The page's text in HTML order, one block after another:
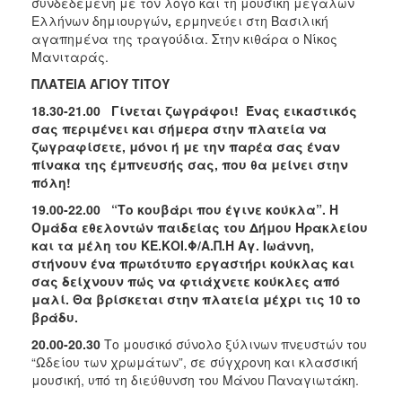
Ελλήνων δημιουργών, ερμηνεύει στη Βασιλική
αγαπημένα της τραγούδια. Στην κιθάρα ο Νίκος
Μανιταράς.
ΠΛΑΤΕΙΑ ΑΓΙΟΥ ΤΙΤΟΥ
18.30-21.00 Γίνεται ζωγράφοι! Ένας εικαστικός
σας περιμένει και σήμερα στην πλατεία να
ζωγραφίσετε, μόνοι ή με την παρέα σας έναν
πίνακα της έμπνευσής σας, που θα μείνει στην
πόλη!
19.00-22.00
“Το κουβάρι που έγινε κούκλα”. H
Ομάδα εθελοντών παιδείας του Δήμου Ηρακλείου
και τα μέλη του ΚΕ.ΚΟΙ.Φ/Α.Π.Η Αγ. Ιωάννη,
στήνουν ένα πρωτότυπο εργαστήρι κούκλας και
σας δείχνoυν πώς να φτιάχνετε κούκλες από
μαλί. Θα βρίσκεται στην πλατεία μέχρι τις 10 το
βράδυ.
20.00-20.30 Το μουσικό σύνολο ξύλινων πνευστών του
“Ωδείου των χρωμάτων”, σε σύγχρονη και κλασσική
μουσική, υπό τη διεύθυνση του Μάνου Παναγιωτάκη.